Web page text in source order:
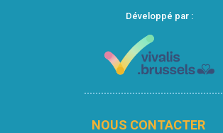
Développé par :
NOUS CONTACTER